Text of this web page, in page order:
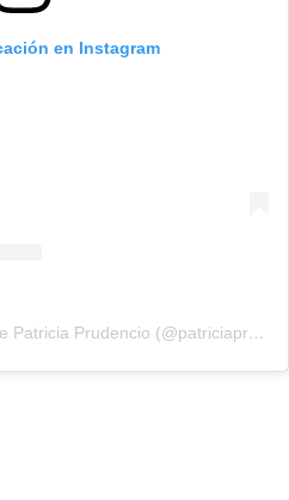
en Instagram
Una publicación compartida de Patricia Prudencio (@patriciaprudencio98)